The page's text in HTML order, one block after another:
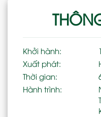
Khởi hành:
Xuất phát:
Thời gian:
Hành trình: